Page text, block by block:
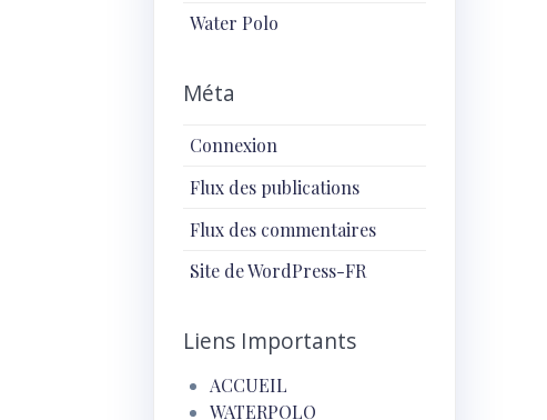
Water Polo
Méta
Connexion
Flux des publications
Flux des commentaires
Site de WordPress-FR
Liens Importants
ACCUEIL
WATERPOLO